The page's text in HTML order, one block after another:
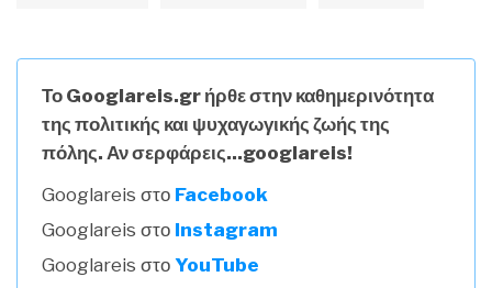
Το Googlareis.gr ήρθε στην καθημερινότητα
της πολιτικής και ψυχαγωγικής ζωής της
πόλης. Αν σερφάρεις...googlareis!
Googlareis στο Facebook
Googlareis στο Instagram
Googlareis στο YouTube